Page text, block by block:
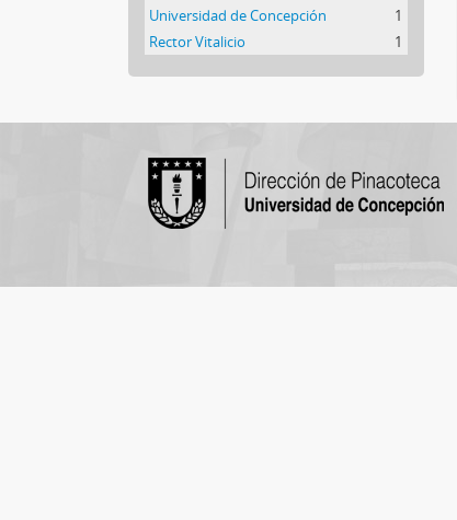
Universidad de Concepción
1
Rector Vitalicio
1